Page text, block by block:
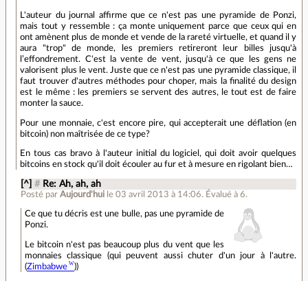
L'auteur du journal affirme que ce n'est pas une pyramide de Ponzi,
mais tout y ressemble : ça monte uniquement parce que ceux qui en
ont amènent plus de monde et vende de la rareté virtuelle, et quand il y
aura "trop" de monde, les premiers retireront leur billes jusqu'à
l’effondrement. C'est la vente de vent, jusqu'à ce que les gens ne
valorisent plus le vent. Juste que ce n'est pas une pyramide classique, il
faut trouver d'autres méthodes pour choper, mais la finalité du design
est le même : les premiers se servent des autres, le tout est de faire
monter la sauce.
Pour une monnaie, c'est encore pire, qui accepterait une déflation (en
bitcoin) non maîtrisée de ce type?
En tous cas bravo à l'auteur initial du logiciel, qui doit avoir quelques
bitcoins en stock qu'il doit écouler au fur et à mesure en rigolant bien…
[^] # Re: Ah, ah, ah
Posté par Aujourd'hui le 03 avril 2013 à 14:06. Évalué à 6.
Ce que tu décris est une bulle, pas une pyramide de
Ponzi.
Le bitcoin n'est pas beaucoup plus du vent que les
monnaies classique (qui peuvent aussi chuter d'un jour à l'autre.
(Zimbabwe ))